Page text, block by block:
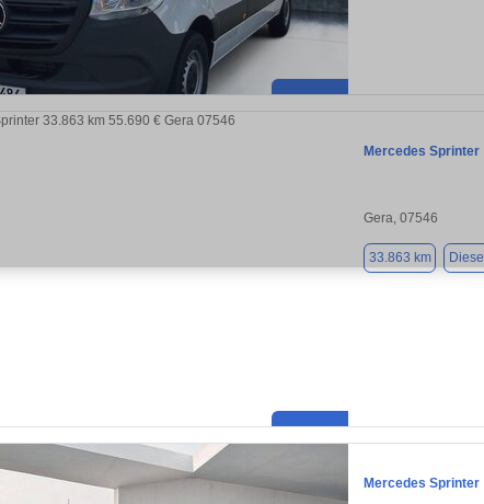
Mercedes Sprinter
Gera, 07546
33.863 km Diesel
Mercedes Sprinter